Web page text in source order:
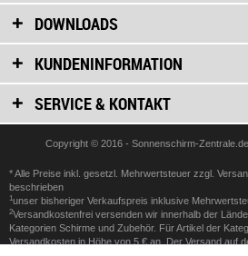
DOWNLOADS
KUNDENINFORMATION
SERVICE & KONTAKT
Copyright © 2016 - Sonnenschirm-
* Alle Preise inkl. gesetzl. Mehrwertsteuer zzgl.
beschrieben
1 unser bisheriger Verkaufspreis inklusive
2Versandkostenfrei versenden wir innerhalb der
Kategorien Schirme und Zubehör. Für Artikel der
Versandkosten in Höhe von 5 € an. Der Versand auf